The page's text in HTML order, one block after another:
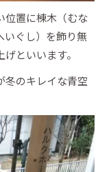
位置に棟木（むな
いぐし）を飾り無
といいます。
冬のキレイな青空